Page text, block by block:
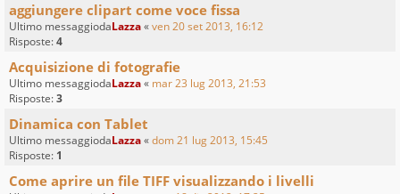
aggiungere clipart come voce fissa
Ultimo messaggiodaLazza«ven 20 set 2013, 16:12
Risposte:4
Acquisizione di fotografie
Ultimo messaggiodaLazza« mar 23 lug 2013, 21:53
Risposte:3
Dinamica con Tablet
Ultimo messaggiodaLazza«dom 21 lug 2013, 15:45
Risposte: 1
Come aprire un file TIFF visualizzando i livelli